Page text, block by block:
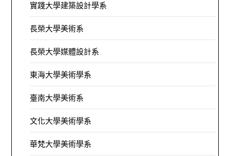
實踐大學建築設計學系
長榮大學美術系
長榮大學媒體設計系
東海大學美術學系
臺南大學美術系
文化大學美術學系
華梵大學美術學系